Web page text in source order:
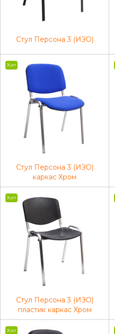
Стул Персона 3 (ИЗО)
Хит
Стул Персона 3 (ИЗО)
каркас Хром
Хит
Стул Персона 3 (ИЗО)
пластик каркас Хром
Хит